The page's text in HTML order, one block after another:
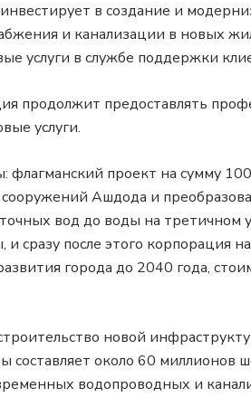
в создание и
и канализации в новых
услуги в службе поддержки
продолжит предоставлять
услуги.
флагманский проект на сумму
Ашдода и
вод до воды на третичном
сразу после этого корпорация
города до 2040 года,
новой
составляет около 60 миллионов
водопроводных и